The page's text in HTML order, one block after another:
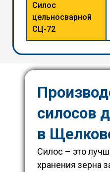
Силос
цельносварной
СЦ-72
силосов
в
Силос – это
хранения зерна